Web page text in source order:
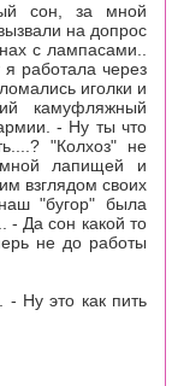
сон, за мной
на допрос
с лампасами..
работала через
иголки и
камуфляжный
- Ну ты что
"Колхоз" не
лапищей и
взглядом своих
"бугор" была
- Да сон какой то
не до работы
- Ну это как пить